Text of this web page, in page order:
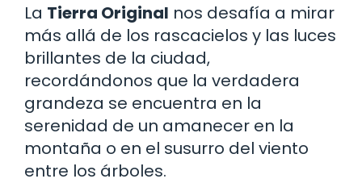
La Tierra Original nos desafía a mirar
más allá de los rascacielos y las luces
brillantes de la ciudad,
recordándonos que la verdadera
grandeza se encuentra en la
serenidad de un amanecer en la
montaña o en el susurro del viento
entre los árboles.